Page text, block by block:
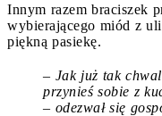
Innym razem braciszek
wybierającego miód z
piękną pasiekę.
– Jak już tak
przynieś sobie z
– odezwał się